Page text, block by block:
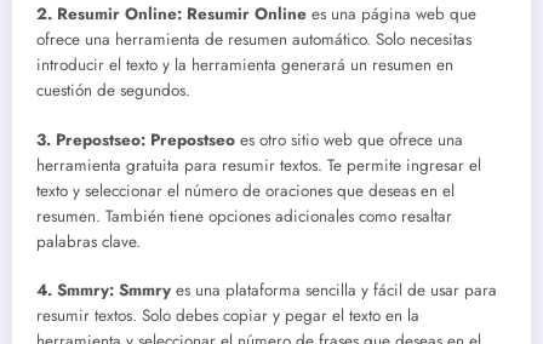
2. Resumir Online: Resumir Online es una página web que
ofrece una herramienta de resumen automático. Solo necesitas
introducir el texto y la herramienta generará un resumen en
cuestión de segundos.
3. Prepostseo: Prepostseo es otro sitio web que ofrece una
herramienta gratuita para resumir textos. Te permite ingresar el
texto y seleccionar el número de oraciones que deseas en el
resumen. También tiene opciones adicionales como resaltar
palabras clave.
4. Smmry: Smmry es una plataforma sencilla y fácil de usar para
resumir textos. Solo debes copiar y pegar el texto en la